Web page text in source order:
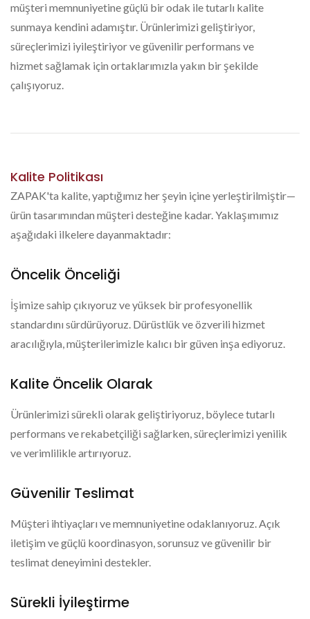
müşteri memnuniyetine güçlü bir odak ile tutarlı kalite
sunmaya kendini adamıştır. Ürünlerimizi geliştiriyor,
süreçlerimizi iyileştiriyor ve güvenilir performans ve
hizmet sağlamak için ortaklarımızla yakın bir şekilde
çalışıyoruz.
Kalite Politikası
ZAPAK'ta kalite, yaptığımız her şeyin içine yerleştirilmiştir—
ürün tasarımından müşteri desteğine kadar. Yaklaşımımız
aşağıdaki ilkelere dayanmaktadır:
Öncelik Önceliği
İşimize sahip çıkıyoruz ve yüksek bir profesyonellik
standardını sürdürüyoruz. Dürüstlük ve özverili hizmet
aracılığıyla, müşterilerimizle kalıcı bir güven inşa ediyoruz.
Kalite Öncelik Olarak
Ürünlerimizi sürekli olarak geliştiriyoruz, böylece tutarlı
performans ve rekabetçiliği sağlarken, süreçlerimizi yenilik
ve verimlilikle artırıyoruz.
Güvenilir Teslimat
Müşteri ihtiyaçları ve memnuniyetine odaklanıyoruz. Açık
iletişim ve güçlü koordinasyon, sorunsuz ve güvenilir bir
teslimat deneyimini destekler.
Sürekli İyileştirme